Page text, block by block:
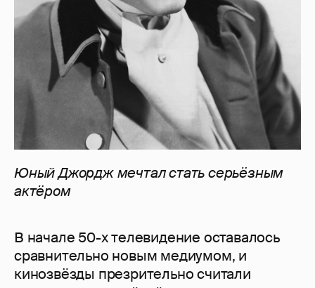
ЮныйДжорджмечталстатьсерьёзным
актёром
В начале 50-х телевидение оставалось
сравнительно новым медиумом, и
кинозвёзды презрительно считали